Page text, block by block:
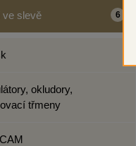
ve slevě 6
okludory,
třmeny